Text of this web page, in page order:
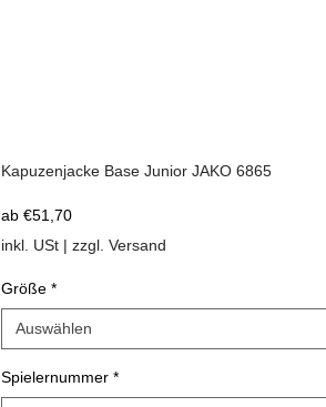
Kapuzenjacke Base Junior JAKO 6865
ab €51,70Sale-
inkl. USt| zzgl. Versand
Größe *
Auswählen
Spielernummer *